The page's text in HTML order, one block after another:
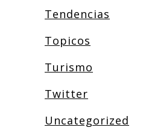
Tendencias
Topicos
Turismo
Twitter
Uncategorized